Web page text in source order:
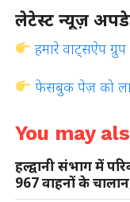
लेटेस्ट न्यूज़
हमारे वाट्सऐप
फेसबुक पेज़ को
You may
हल्द्वानी संभाग में
967 वाहनों के